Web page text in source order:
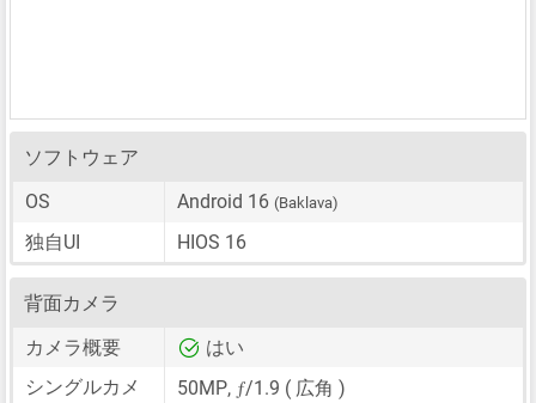
ソフトウェア
OS
Android 16 (Baklava)
独自UI HIOS 16
背面カメラ
カメラ概要
はい
シングルカメ
50MP, ƒ/1.9 ( 広角 )